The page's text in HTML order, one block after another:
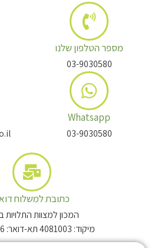
מספר הטלפון שלנו
03-9030580
Whatsapp
03-9030580
כתובת למשלוח
המכון למצוות התלויות
מיקוד: 4081003 תא-דואר: 176 אלעד